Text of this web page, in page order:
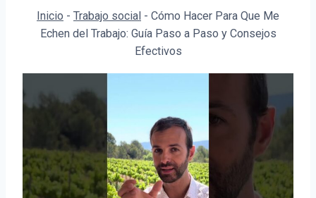
Inicio - Trabajo social - Cómo Hacer Para Que Me
Echen del Trabajo: Guía Paso a Paso y Consejos
Efectivos